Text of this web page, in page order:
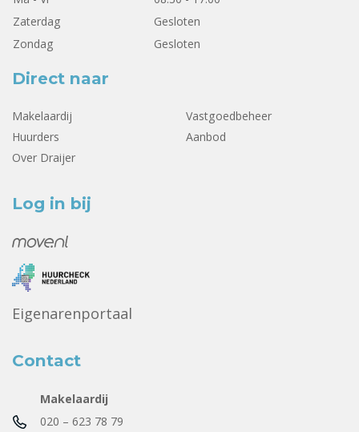
Zaterdag
Gesloten
Zondag
Gesloten
Direct naar
Makelaardij
Vastgoedbeheer
Huurders
Aanbod
Over Draijer
Log in bij
Eigenarenportaal
Contact
Makelaardij
020 – 623 78 79